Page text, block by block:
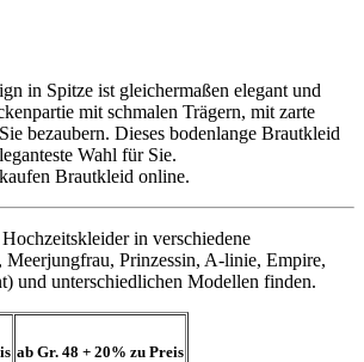
in Spitze ist gleichermaßen elegant und
mit schmalen Trägern, mit zarte
bezaubern. Dieses bodenlange Brautkleid
Wahl für Sie.
Brautkleid online.
in verschiedene
Meerjungfrau, Prinzessin, A-linie, Empire,
und unterschiedlichen Modellen finden.
ab Gr. 48 + 20% zu Preis